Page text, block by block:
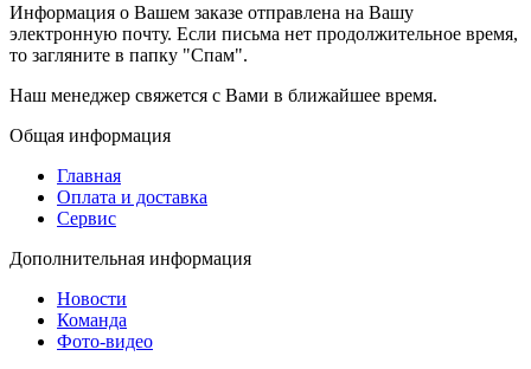
Информация о Вашем заказе отправлена на Вашу
электронную почту. Если письма нет продолжительное время,
то загляните в папку "Спам".
Наш менеджер свяжется с Вами в ближайшее время.
Общая информация
Главная
Оплата и доставка
Сервис
Дополнительная информация
Новости
Команда
Фото-видео